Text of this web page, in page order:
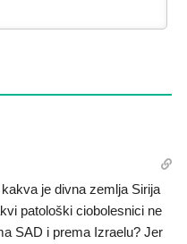
je divna zemlja Sirija
patološki ciobolesnici ne
SAD i prema Izraelu? Jer